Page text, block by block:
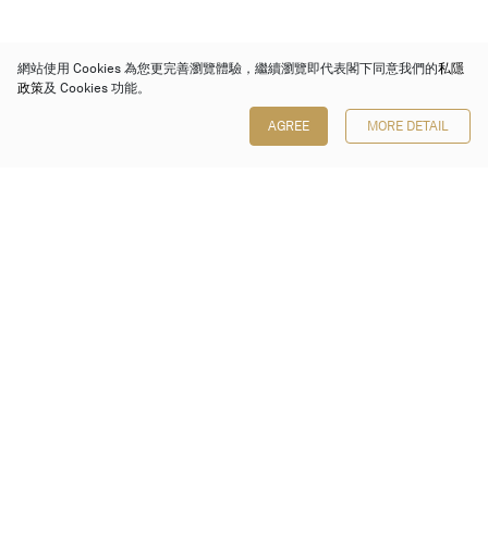
網站使用 Cookies 為您更完善瀏覽體驗，繼續瀏覽即代表閣下同意我們的私隱
政策及 Cookies 功能。
AGREE MORE DETAIL